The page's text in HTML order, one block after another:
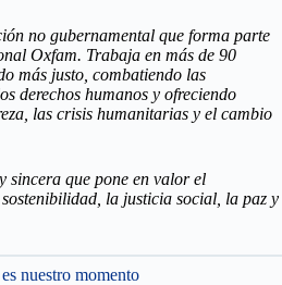
no gubernamental que forma parte
Oxfam. Trabaja en más de 90
más justo, combatiendo las
derechos humanos y ofreciendo
las crisis humanitarias y el cambio
sincera que pone en valor el
la justicia social, la paz y
nuestro momento